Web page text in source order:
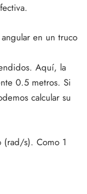
en un truco
Aquí, la
0.5 metros. Si
calcular su
(rad/s). Como 1